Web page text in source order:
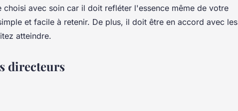
choisi avec soin car il doit refléter l'essence même de votre
et facile à retenir. De plus, il doit être en accord avec les
atteindre.
directeurs